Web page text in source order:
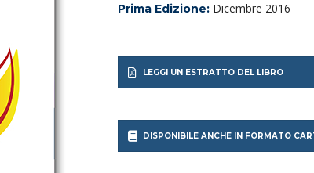
Prima Edizione: Dicembre 2016
LEGGI UN ESTRATTO DEL LIBRO
DISPONIBILE ANCHE IN FORMATO